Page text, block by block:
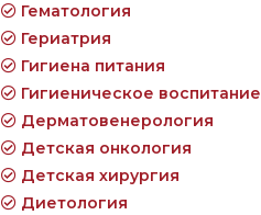
Гематология
Гериатрия
Гигиена питания
Гигиеническое воспитание
Дерматовенерология
Детская онкология
Детская хирургия
Диетология